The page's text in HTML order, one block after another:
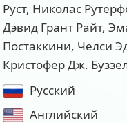
Руст, Николас
Дэвид Грант Райт,
Постаккини, Челси
Кристофер Дж.
Русский
Английский